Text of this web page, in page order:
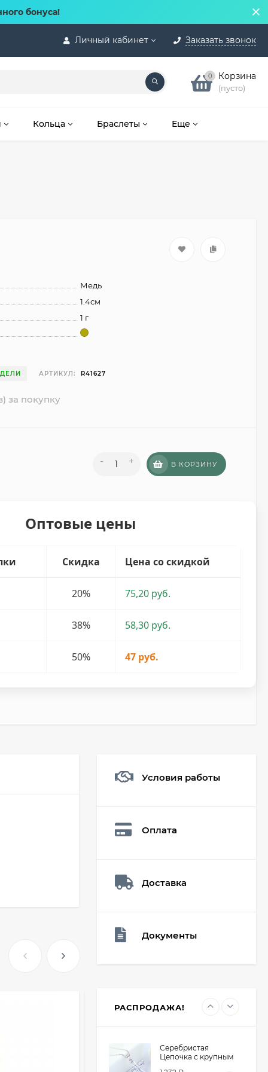
бонуса!
Личный кабинет Заказать звонок
0 Корзина
(пусто)
Кольца Браслеты Еще
Медь
1.4см
1 г
АРТИКУЛ: R41627
за покупку
- + В КОРЗИНУ
Оптовые цены
Скидка Цена со скидкой
20% 75,20 руб.
38% 58,30 руб.
50% 47 руб.
Условия работы
Оплата
Доставка
Документы
РАСПРОДАЖА!
19₽
Мешочек (5*7см)
Серебристая
Цепочка с крупным